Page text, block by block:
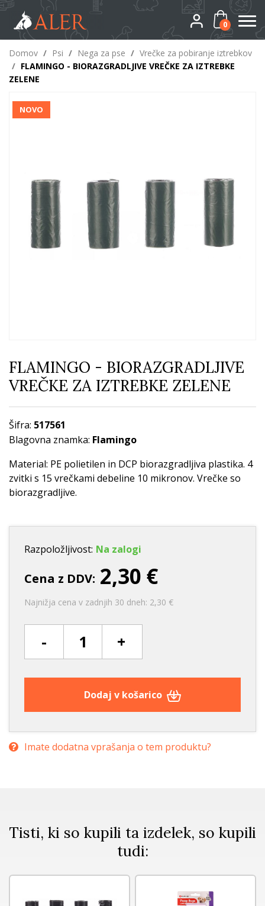
0
Domov / Psi / Nega za pse / Vrečke za pobiranje iztrebkov
/ FLAMINGO - BIORAZGRADLJIVE VREČKE ZA IZTREBKE
ZELENE
NOVO
FLAMINGO - BIORAZGRADLJIVE
VREČKE ZA IZTREBKE ZELENE
Šifra: 517561
Blagovna znamka: Flamingo
Material: PE polietilen in DCP biorazgradljiva plastika. 4
zvitki s 15 vrečkami debeline 10 mikronov. Vrečke so
biorazgradljive.
Razpoložljivost: Na zalogi
Cena z DDV: 2,30 €
Najnižja cena v zadnjih 30 dneh: 2,30 €
- +
Dodaj v košarico
Imate dodatna vprašanja o tem produktu?
Tisti, ki so kupili ta izdelek, so kupili
tudi: